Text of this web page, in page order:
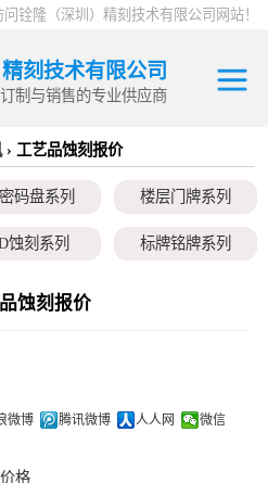
铨隆（深圳）精刻技术有限公司网站！
刻技术有限公司
制与销售的专业供应商
› 工艺品蚀刻报价
码盘系列 楼层门牌系列
蚀刻系列 标牌铭牌系列
治具钢片系列
蚀刻报价
微博 腾讯微博 人人网 微信
格